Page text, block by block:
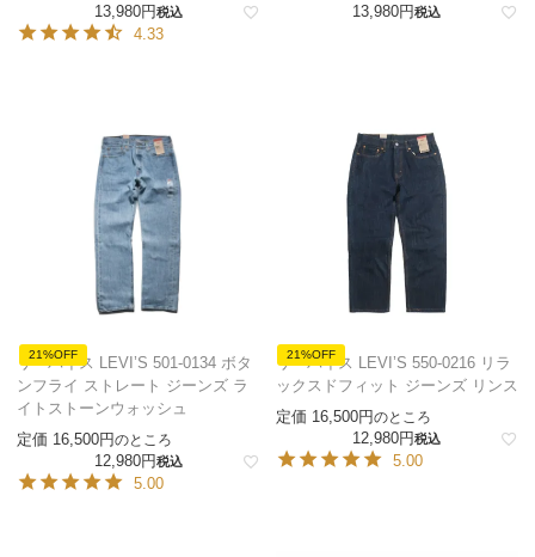
13,980 税込
4.33
13,980 税込
21%OFF
リーバイス LEVI’S 501-0134 ボタ
ンフライ ストレート ジーンズ ラ
イトストーンウォッシュ
定価 16,500 のところ
12,980 税込
5.00
21%OFF
リーバイス LEVI’S 550-0216 リラ
ックスドフィット ジーンズ リンス
定価 16,500 のところ
12,980 税込
5.00